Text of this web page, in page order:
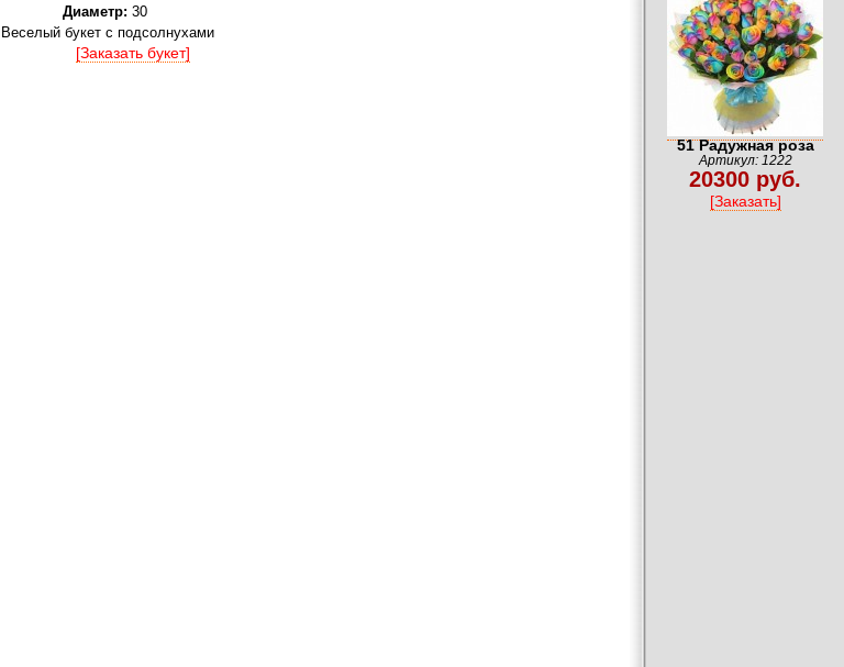
Диаметр: 30
Веселый букет с подсолнухами
[Заказать букет]
51 Радужная роза
Артикул: 1222
20300 руб.
[Заказать]